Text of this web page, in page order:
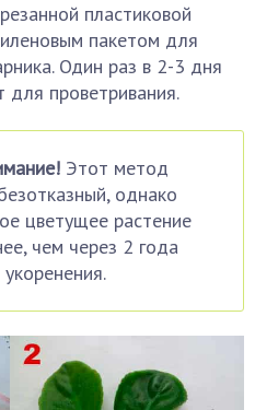
пластиковой
пакетом для
Один раз в 2-3 дня
для проветривания.
Этот метод
однако
цветущее растение
чем через 2 года